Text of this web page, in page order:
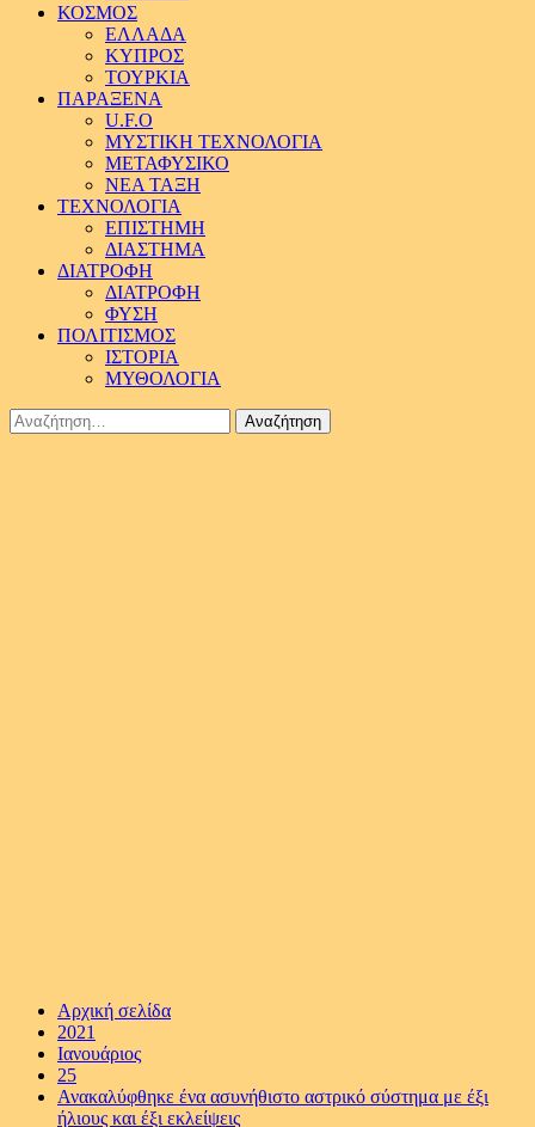
ΚΟΣΜΟΣ
ΕΛΛΑΔΑ
ΚΥΠΡΟΣ
ΤΟΥΡΚΙΑ
ΠΑΡΑΞΕΝΑ
U.F.O
ΜΥΣΤΙΚΗ ΤΕΧΝΟΛΟΓΙΑ
ΜΕΤΑΦΥΣΙΚΟ
ΝΕΑ ΤΑΞΗ
ΤΕΧΝΟΛΟΓΙΑ
ΕΠΙΣΤΗΜΗ
ΔΙΑΣΤΗΜΑ
ΔΙΑΤΡΟΦΗ
ΔΙΑΤΡΟΦΗ
ΦΥΣΗ
ΠΟΛΙΤΙΣΜΟΣ
ΙΣΤΟΡΙΑ
ΜΥΘΟΛΟΓΙΑ
Αναζήτηση
για:
Αρχική σελίδα
2021
Ιανουάριος
25
Ανακαλύφθηκε ένα ασυνήθιστο αστρικό σύστημα με έξι
ήλιους και έξι εκλείψεις